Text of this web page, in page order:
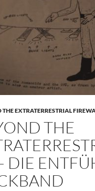
EXTRATERRESTRIAL
THE
DIE